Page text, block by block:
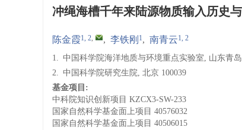
冲绳海槽千年来陆源物质输入历史
陈金霞1, 2, , 李铁刚 1, 南青云1, 2
1. 中国科学院海洋地质与环境重点实验室, 山东青岛
2. 中国科学院研究生院, 北京 100039
基金项目:
中科院知识创新项目 KZCX3-SW-233
国家自然科学基金面上项目 40576032
国家自然科学基金面上项目 40506015